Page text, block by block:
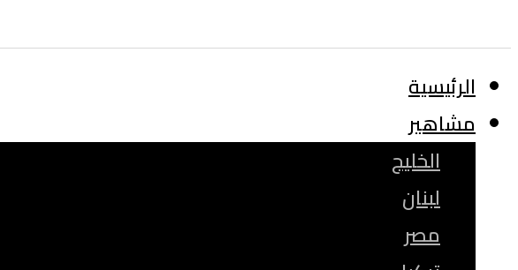
الرئيسية
مشاهير
الخليج
لبنان
مصر